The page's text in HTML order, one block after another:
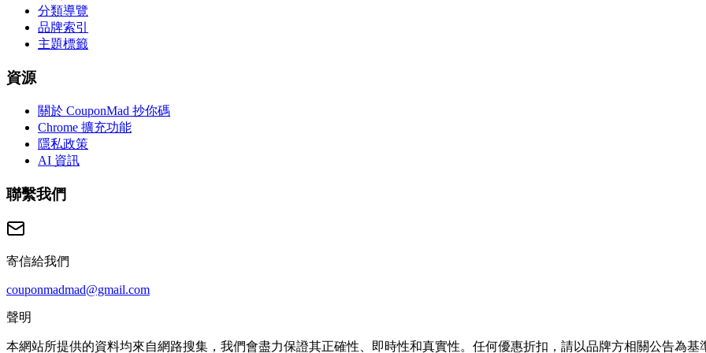
分類導覽
品牌索引
主題標籤
資源
關於 CouponMad 抄你碼
Chrome 擴充功能
隱私政策
AI 資訊
聯繫我們
寄信給我們
couponmadmad@gmail.com
聲明
本網站所提供的資料均來自網路搜集，我們會盡力保證其正確性、即時性和真實性。任何優惠折扣，請以品牌方相關公告為基